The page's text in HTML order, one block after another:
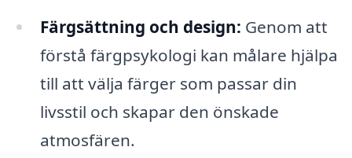
Färgsättning och design: Genom att
förstå färgpsykologi kan målare hjälpa
till att välja färger som passar din
livsstil och skapar den önskade
atmosfären.